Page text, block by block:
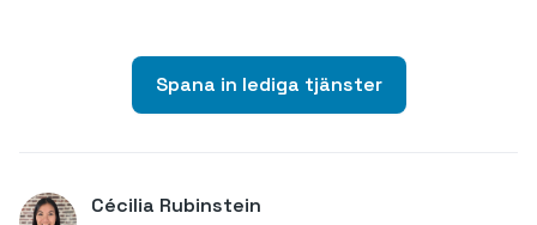
Spana in lediga tjänster
Cécilia Rubinstein